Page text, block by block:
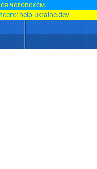
человеком.
help-ukraine.dev